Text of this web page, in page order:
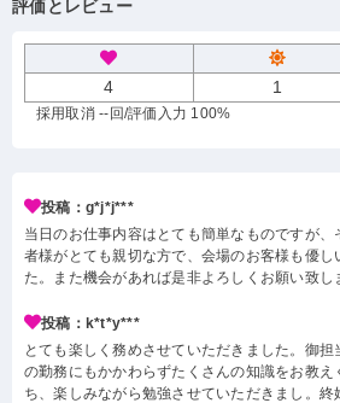
評価とレビュー
4 1
採用取消 --回/評価入力 100%
投稿：g*j*j***
当日のお仕事内容はとても簡単なものですが
者様がとても親切な方で、会場のお客様も優
た。また機会があれば是非よろしくお願い致し
投稿：k*t*y***
とても楽しく務めさせていただきました。御
の勤務にもかかわらずたくさんの知識をお教
ち、楽しみながら勉強させていただきまし。